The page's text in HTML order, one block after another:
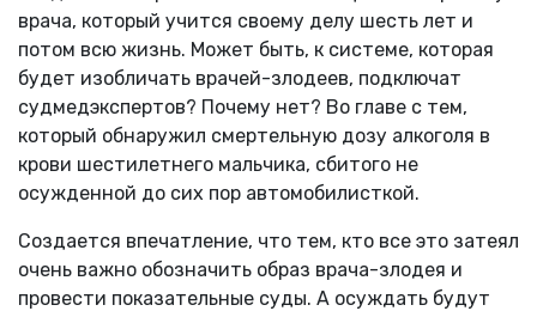
врача, который учится своему делу шесть лет и
потом всю жизнь. Может быть, к системе, которая
будет изобличать врачей-злодеев, подключат
судмедэкспертов? Почему нет? Во главе с тем,
который обнаружил смертельную дозу алкоголя в
крови шестилетнего мальчика, сбитого не
осужденной до сих пор автомобилисткой.
Создается впечатление, что тем, кто все это затеял
очень важно обозначить образ врача-злодея и
провести показательные суды. А осуждать будут